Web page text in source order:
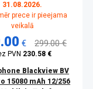
31.08.2026.
prece ir pieejama
veikalā
€ 299.00 €
PVN 230.58 €
Blackview BV
15080 mAh 12/256